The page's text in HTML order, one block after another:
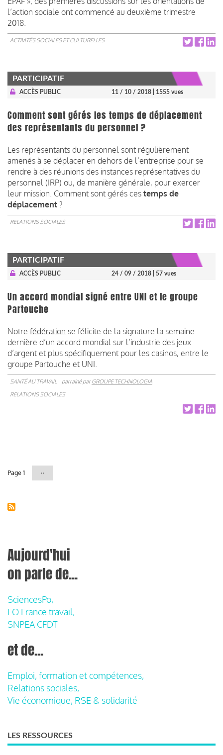
l’action sociale ont commencé au deuxième trimestre
2018.
ACTIVITÉS SOCIALES ET CULTURELLES
PARTICIPATIF
ACCÈS PUBLIC 11 / 10 / 2018 | 1555 vues
Comment sont gérés les temps de déplacement
des représentants du personnel ?
Les représentants du personnel sont régulièrement
amenés à se déplacer en dehors de l’entreprise pour se
rendre à des réunions des instances représentatives du
personnel (IRP) ou, de manière générale, pour exercer
leur mission. Comment sont gérés ces temps de
déplacement ?
RELATIONS SOCIALES
PARTICIPATIF
ACCÈS PUBLIC 24 / 09 / 2018 | 57 vues
Un accord mondial signé entre UNI et le groupe
Partouche
Notre fédération se félicite de la signature la semaine
dernière d’un accord mondial sur l’industrie des jeux
d’argent et plus spécifiquement pour les casinos, entre le
groupe Partouche et UNI.
SANTÉ AU TRAVAIL parrainé parGROUPE TECHNOLOGIA
RELATIONS SOCIALES
Page 1
Page
››
Aujourd'hui
on parle de...
SciencesPo,
FO France travail,
SNPEA CFDT
et de...
Emploi, formation et compétences,
Relations sociales,
Vie économique, RSE & solidarité
LES RESSOURCES